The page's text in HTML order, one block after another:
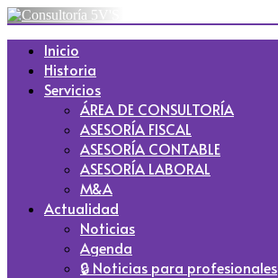
Inicio
Historia
Servicios
ÁREA DE CONSULTORÍA
ASESORÍA FISCAL
ASESORÍA CONTABLE
ASESORÍA LABORAL
M&A
Actualidad
Noticias
Agenda
🔒 Noticias para profesionales